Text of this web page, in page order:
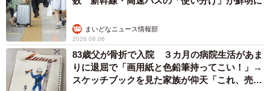
まいどなニュース情報部
2026.08.06
83歳父が骨折で入院 ３カ月の病院生活があま
りに退屈で「画用紙と色鉛筆持ってこい！」→
スケッチブックを見た家族が仰天「これ、売れ